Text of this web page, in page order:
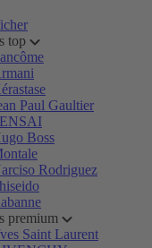
top
Paul Gaultier
Boss
Rodriguez
premium
Saint Laurent